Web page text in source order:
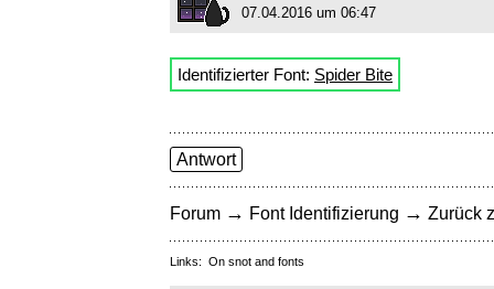
07.04.2016 um 06:47
Identifizierter Font: Spider Bite
Antwort
Forum → Font Identifizierung → Zurück
Links: On snot and fonts